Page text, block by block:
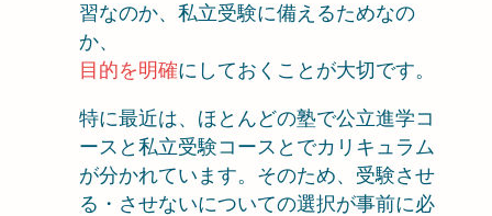
習なのか、私立受験に備えるためなの
か、
目的を明確にしておくことが大切です。
特に最近は、ほとんどの塾で公立進学コ
ースと私立受験コースとでカリキュラム
が分かれています。そのため、受験させ
る・させないについての選択が事前に必